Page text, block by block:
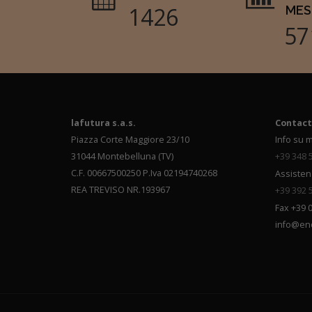
1683
lafutura s.a.s.
Piazza Corte Maggiore 23/10
31044 Montebelluna (TV)
C.F. 00667500250 P.Iva 02194740268
REA TREVISO NR.193967
Info su
+39 348
+39 392
Fax +39